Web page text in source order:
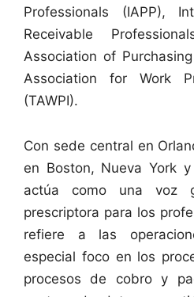
Professionals (IAPP),
Receivable
Association of
Association for Work
(TAWPI).
Con sede central en
en Boston, Nueva York
actúa como una voz
prescriptora para los
refiere a las
especial foco en los
procesos de cobro y